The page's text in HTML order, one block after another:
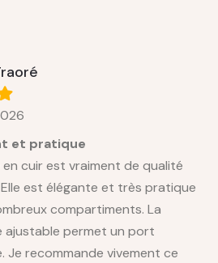
et pratique
cuir est vraiment de qualité
est élégante et très pratique
compartiments. La
ajustable permet un port
Je recommande vivement ce